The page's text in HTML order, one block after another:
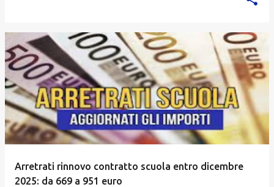
Arretrati rinnovo contratto scuola entro dicembre
2025: da 669 a 951 euro